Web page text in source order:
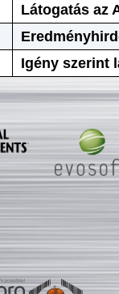
Látogatás az
Igény szerint